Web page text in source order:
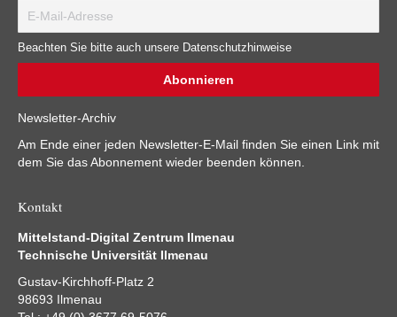
Beachten Sie bitte auch unsere Datenschutzhinweise
Newsletter-Archiv
Am Ende einer jeden Newsletter-E-Mail finden Sie einen Link mit
dem Sie das Abonnement wieder beenden können.
Kontakt
Mittelstand-Digital Zentrum Ilmenau
Technische Universität Ilmenau
Gustav-Kirchhoff-Platz 2
98693 Ilmenau